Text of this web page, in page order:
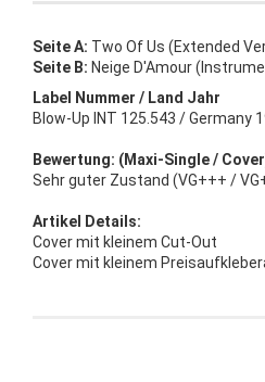
Seite A: Two Of Us (Extended
Seite B: Neige D'Amour
Label Nummer / Land Jahr
Blow-Up INT 125.543 / Germany
Bewertung: (Maxi-Single /
Sehr guter Zustand (VG+++ /
Artikel Details:
Cover mit kleinem Cut-Out
Cover mit kleinem